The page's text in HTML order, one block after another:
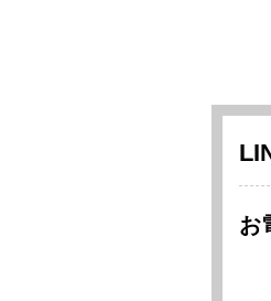
お